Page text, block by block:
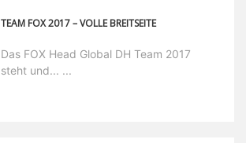
TEAM FOX 2017 – VOLLE BREITSEITE
Das FOX Head Global DH Team 2017
steht und... ...